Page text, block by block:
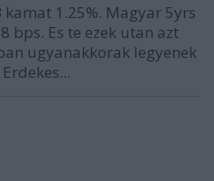
kamat 1.25%. Magyar 5yrs
bps. Es te ezek utan azt
ugyanakkorak legyenek